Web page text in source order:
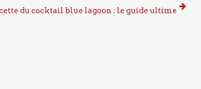
du cocktail blue lagoon : le guide ultime